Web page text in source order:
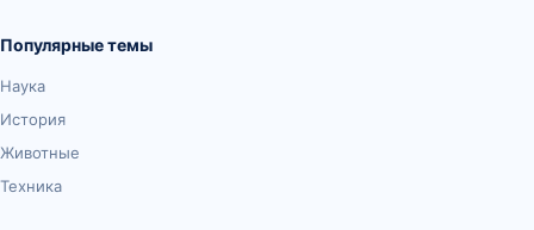
Популярные темы
Наука
История
Животные
Техника